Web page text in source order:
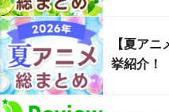
【夏ア
挙紹介！